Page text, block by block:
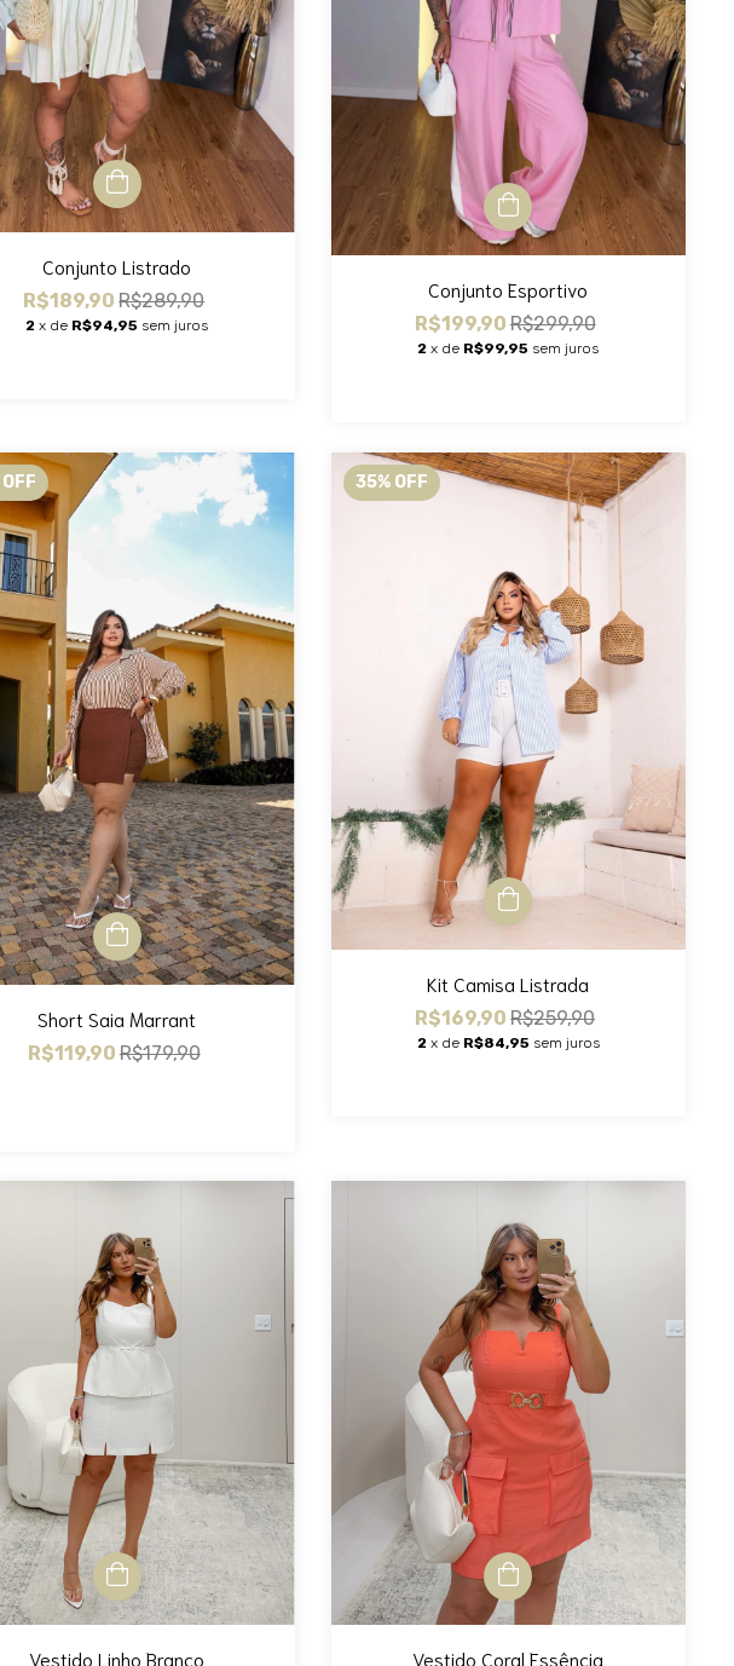
Conjunto Listrado
R$189,90R$289,90
2 x de R$94,95 sem juros
Conjunto Esportivo
R$199,90R$299,90
2 x de R$99,95 sem juros
OFF
Short Saia Marrant
R$119,90R$179,90
35% OFF
Kit Camisa Listrada
R$169,90R$259,90
2 x de R$84,95 sem juros
Vestido Linho Branco Vestido Coral Essência